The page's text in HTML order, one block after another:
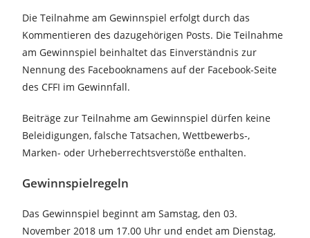
Die Teilnahme am Gewinnspiel erfolgt durch das
Kommentieren des dazugehörigen Posts. Die Teilnahme
am Gewinnspiel beinhaltet das Einverständnis zur
Nennung des Facebooknamens auf der Facebook-Seite
des CFFI im Gewinnfall.
Beiträge zur Teilnahme am Gewinnspiel dürfen keine
Beleidigungen, falsche Tatsachen, Wettbewerbs-,
Marken- oder Urheberrechtsverstöße enthalten.
Gewinnspielregeln
Das Gewinnspiel beginnt am Samstag, den 03.
November 2018 um 17.00 Uhr und endet am Dienstag,